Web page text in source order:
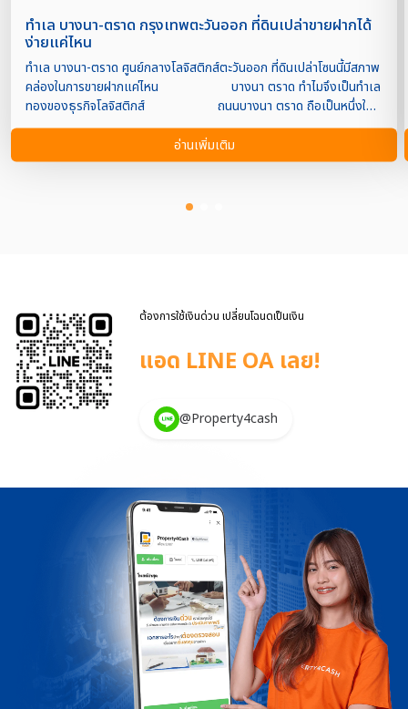
ทำเล บางนา-ตราด กรุงเทพตะวันออก ที่ดินเปล่าขายฝากได้
ง่ายแค่ไหน
ทำเล บางนา-ตราด ศูนย์กลางโลจิสติกส์ตะวันออก ที่ดินเปล่าโซนนี้มีสภาพ
คล่องในการขายฝากแค่ไหน บางนา ตราด ทำไมจึงเป็นทำเล
ทองของธุรกิจโลจิสติกส์ ถนนบางนา ตราด ถือเป็นหนึ่งใน
ทำเลยุทธศาสตร์ของภาคตะวันออกที่ได้รับความสนใจจากนักลงทุนและผู้
ประกอบการอย่างต่อเนื่อง เนื่องจากเป็นเส้นทางหลักที่เชื่อมกรุงเทพฯ กับ
จังหวัดเศรษฐกิจสำคัญ เช่น สมุทรปราการ ฉะเชิงเทรา ชลบุรี และระยอง
โครงการระเบียงเศรษฐกิจภาคตะวันออก (EEC) ได้อย่างสะดวก
ที่ด้านโลจิสติกส์ยังเติบโตจากหลายปัจจัย เช่น การเติบโตของธุรกิจ E-
commerce การขยายตัวของคลังสินค้าและศูนย์กระจายสินค้า […]
อ่านเพิ่มเติม
ต้องการใช้เงินด่วน เปลี่ยนโฉนดเป็นเงิน
แอด LINE OA เลย!
@Property4cash